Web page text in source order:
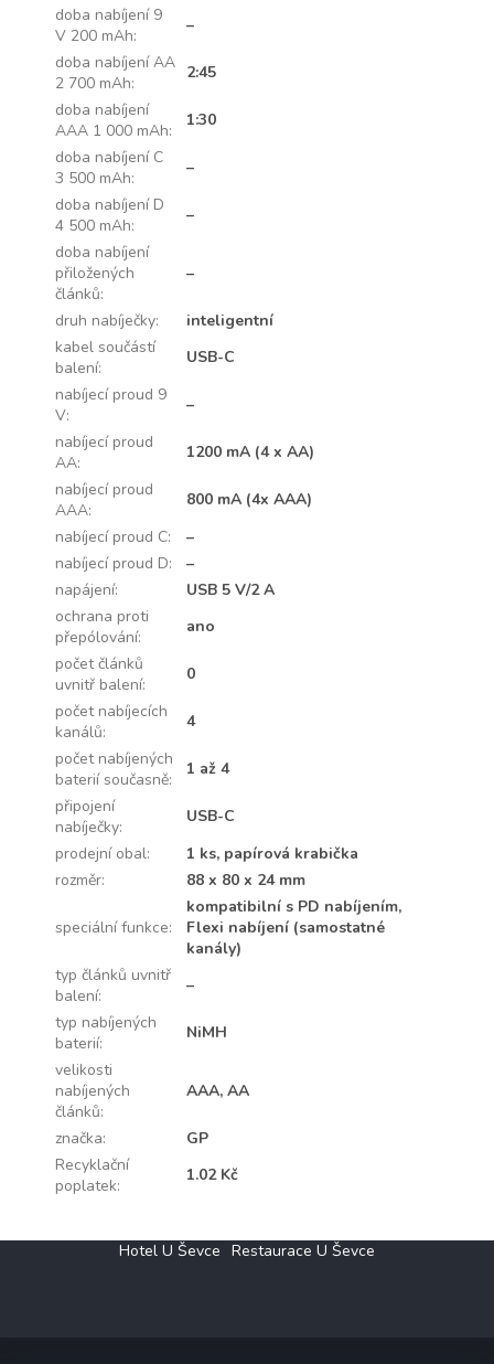
doba nabíjení 9
V 200 mAh:
–
doba nabíjení AA
2 700 mAh:
2:45
doba nabíjení
AAA 1 000 mAh:
1:30
doba nabíjení C
3 500 mAh:
–
doba nabíjení D
4 500 mAh:
–
doba nabíjení
přiložených
článků:
–
druh nabíječky:
inteligentní
kabel součástí
balení:
USB-C
nabíjecí proud 9
V:
–
nabíjecí proud
AA:
1200 mA (4 x AA)
nabíjecí proud
AAA:
800 mA (4x AAA)
nabíjecí proud C:
–
nabíjecí proud D:
–
napájení:
USB 5 V/2 A
ochrana proti
přepólování:
ano
počet článků
uvnitř balení:
0
počet nabíjecích
kanálů:
4
počet nabíjených
baterií současně:
1 až 4
připojení
nabíječky:
USB-C
prodejní obal:
1 ks, papírová krabička
rozměr: 88 x 80 x 24 mm
speciální funkce:
kompatibilní s PD nabíjením,
Flexi nabíjení (samostatné
kanály)
typ článků uvnitř
balení:
–
typ nabíjených
baterií:
NiMH
velikosti
nabíjených
článků:
AAA, AA
značka:
GP
Recyklační
poplatek:
1.02 Kč
Hotel U Ševce Restaurace U Ševce